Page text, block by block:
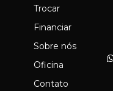
Trocar
Financiar
Sobre nós
Oficina
Contato